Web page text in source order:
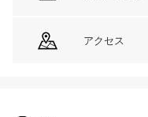
アクセス